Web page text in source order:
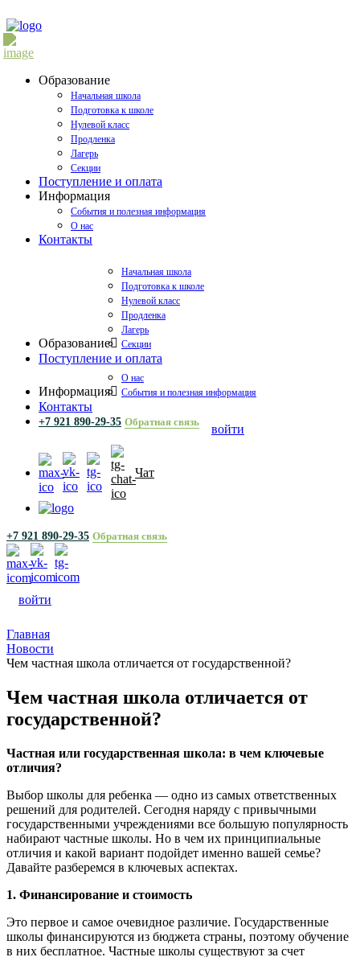
Образование
Начальная школа
Подготовка к школе
Нулевой класс
Продленка
Лагерь
Секции
Поступление и оплата
Информация
События и полезная информация
О нас
Контакты
Образование
Начальная школа
Подготовка к школе
Нулевой класс
Продленка
Лагерь
Секции
Поступление и оплата
Информация
О нас
События и полезная информация
Контакты
+7 921 890-29-35 Обратная связь
войти
Чат
+7 921 890-29-35 Обратная связь
войти
Главная
Новости
Чем частная школа отличается от государственной?
Чем частная школа отличается от
государственной?
Частная или государственная школа: в чем ключевые
отличия?
Выбор школы для ребенка — одно из самых ответственных
решений для родителей. Сегодня наряду с привычными
государственными учреждениями все большую популярность
набирают частные школы. Но в чем их принципиальные
отличия и какой вариант подойдет именно вашей семье?
Давайте разберемся в ключевых аспектах.
1. Финансирование и стоимость
Это первое и самое очевидное различие. Государственные
школы финансируются из бюджета страны, поэтому обучение
в них бесплатное. Частные школы существуют за счет